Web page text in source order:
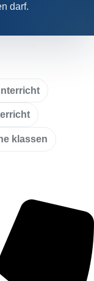
darf.
klassen